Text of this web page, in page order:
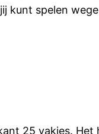
spelen
25 vakjes.